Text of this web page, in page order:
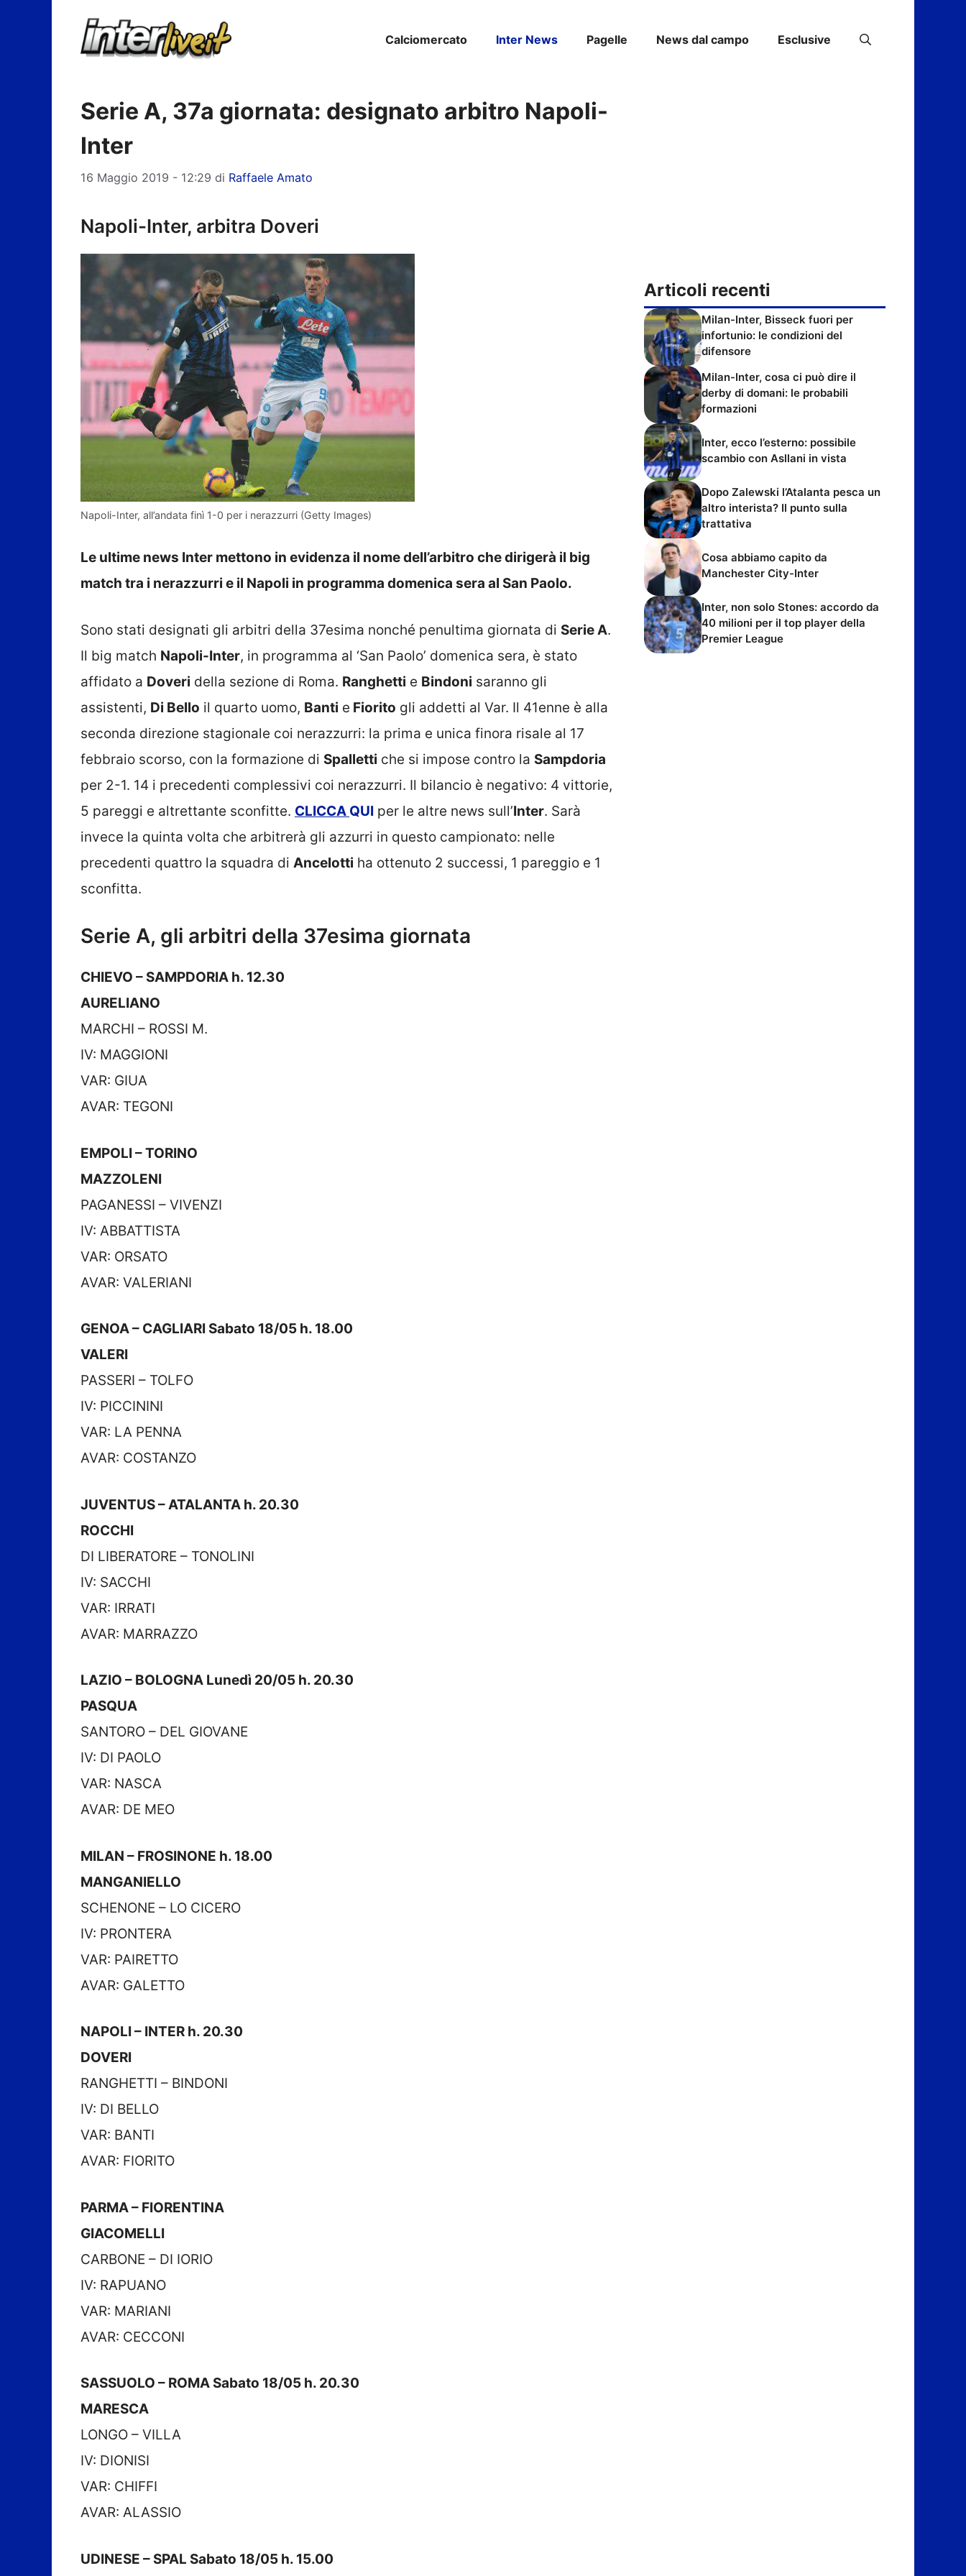
Calciomercato Inter News Pagelle News dal campo Esclusive
Serie A, 37a giornata: designato arbitro Napoli-
Inter
16 Maggio 2019 - 12:29 di Raffaele Amato
Napoli-Inter, arbitra Doveri
Napoli-Inter, all’andata finì 1-0 per i nerazzurri (Getty Images)
Le ultime news Inter mettono in evidenza il nome dell’arbitro che dirigerà il big
match tra i nerazzurri e il Napoli in programma domenica sera al San Paolo.
Sono stati designati gli arbitri della 37esima nonché penultima giornata di Serie A.
Il big match Napoli-Inter, in programma al ‘San Paolo’ domenica sera, è stato
affidato a Doveri della sezione di Roma. Ranghetti e Bindoni saranno gli
assistenti, Di Bello il quarto uomo, Banti e Fiorito gli addetti al Var. Il 41enne è alla
seconda direzione stagionale coi nerazzurri: la prima e unica finora risale al 17
febbraio scorso, con la formazione di Spalletti che si impose contro la Sampdoria
per 2-1. 14 i precedenti complessivi coi nerazzurri. Il bilancio è negativo: 4 vittorie,
5 pareggi e altrettante sconfitte. CLICCA QUI per le altre news sull’Inter. Sarà
invece la quinta volta che arbitrerà gli azzurri in questo campionato: nelle
precedenti quattro la squadra di Ancelotti ha ottenuto 2 successi, 1 pareggio e 1
sconfitta.
Serie A, gli arbitri della 37esima giornata
CHIEVO – SAMPDORIA h. 12.30
AURELIANO
MARCHI – ROSSI M.
IV: MAGGIONI
VAR: GIUA
AVAR: TEGONI
EMPOLI – TORINO
MAZZOLENI
PAGANESSI – VIVENZI
IV: ABBATTISTA
VAR: ORSATO
AVAR: VALERIANI
GENOA – CAGLIARI Sabato 18/05 h. 18.00
VALERI
PASSERI – TOLFO
IV: PICCININI
VAR: LA PENNA
AVAR: COSTANZO
JUVENTUS – ATALANTA h. 20.30
ROCCHI
DI LIBERATORE – TONOLINI
IV: SACCHI
VAR: IRRATI
AVAR: MARRAZZO
LAZIO – BOLOGNA Lunedì 20/05 h. 20.30
PASQUA
SANTORO – DEL GIOVANE
IV: DI PAOLO
VAR: NASCA
AVAR: DE MEO
MILAN – FROSINONE h. 18.00
MANGANIELLO
SCHENONE – LO CICERO
IV: PRONTERA
VAR: PAIRETTO
AVAR: GALETTO
NAPOLI – INTER h. 20.30
DOVERI
RANGHETTI – BINDONI
IV: DI BELLO
VAR: BANTI
AVAR: FIORITO
PARMA – FIORENTINA
GIACOMELLI
CARBONE – DI IORIO
IV: RAPUANO
VAR: MARIANI
AVAR: CECCONI
SASSUOLO – ROMA Sabato 18/05 h. 20.30
MARESCA
LONGO – VILLA
IV: DIONISI
VAR: CHIFFI
AVAR: ALASSIO
UDINESE – SPAL Sabato 18/05 h. 15.00
Articoli recenti
Milan-Inter, Bisseck fuori per
infortunio: le condizioni del
difensore
Milan-Inter, cosa ci può dire il
derby di domani: le probabili
formazioni
Inter, ecco l’esterno: possibile
scambio con Asllani in vista
Dopo Zalewski l’Atalanta pesca un
altro interista? Il punto sulla
trattativa
Cosa abbiamo capito da
Manchester City-Inter
Inter, non solo Stones: accordo da
40 milioni per il top player della
Premier League